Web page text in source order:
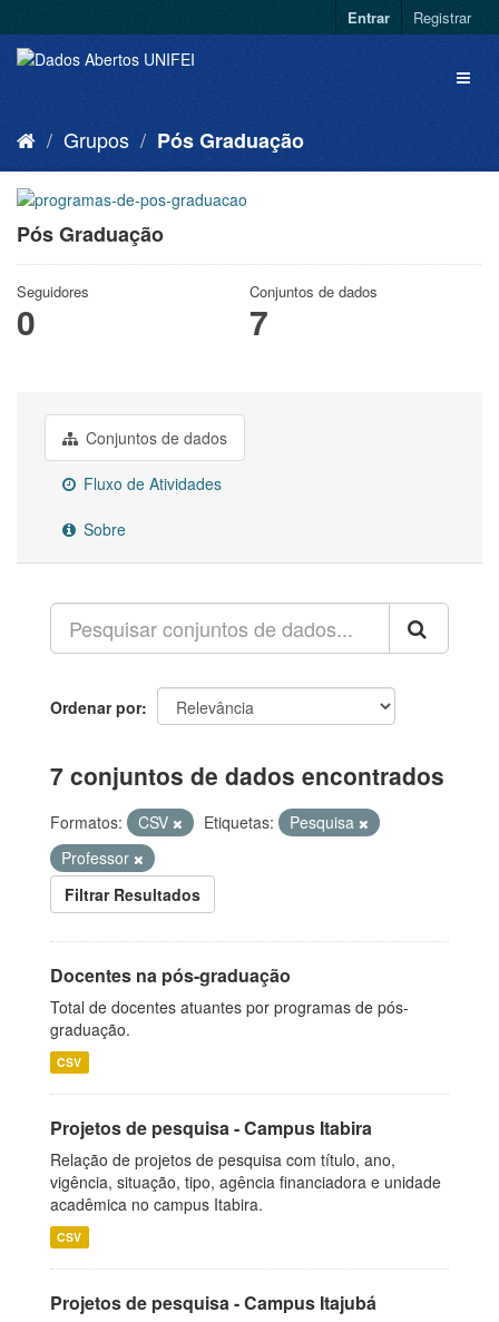
Entrar Registrar
Grupos Pós Graduação
Pós Graduação
Seguidores
0
Conjuntos de dados
7
Conjuntos de dados
Fluxo de Atividades
Sobre
Ordenar por
7 conjuntos de dados encontrados
Formatos: CSV Etiquetas:
Pesquisa
Professor
Filtrar Resultados
Docentes na pós-graduação
Total de docentes atuantes por programas de pós-
graduação.
CSV
Projetos de pesquisa - Campus Itabira
Relação de projetos de pesquisa com título, ano,
vigência, situação, tipo, agência financiadora e unidade
acadêmica no campus Itabira.
CSV
Projetos de pesquisa - Campus Itajubá